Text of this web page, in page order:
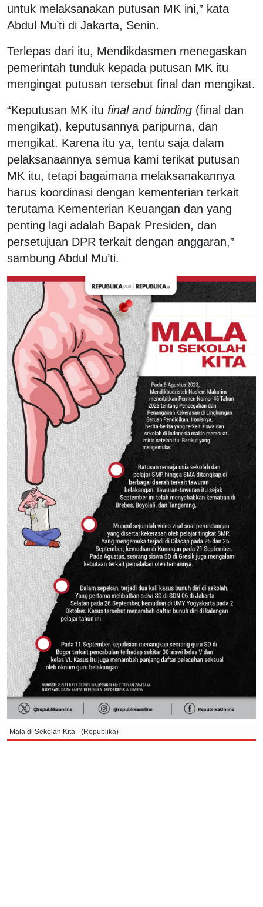
untuk melaksanakan putusan MK ini,” kata
Abdul Mu’ti di Jakarta, Senin.
Terlepas dari itu, Mendikdasmen menegaskan
pemerintah tunduk kepada putusan MK itu
mengingat putusan tersebut final dan mengikat.
“Keputusan MK itu final and binding (final dan
mengikat), keputusannya paripurna, dan
mengikat. Karena itu ya, tentu saja dalam
pelaksanaannya semua kami terikat putusan
MK itu, tetapi bagaimana melaksanakannya
harus koordinasi dengan kementerian terkait
terutama Kementerian Keuangan dan yang
penting lagi adalah Bapak Presiden, dan
persetujuan DPR terkait dengan anggaran,”
sambung Abdul Mu’ti.
Mala di Sekolah Kita - (Republika)